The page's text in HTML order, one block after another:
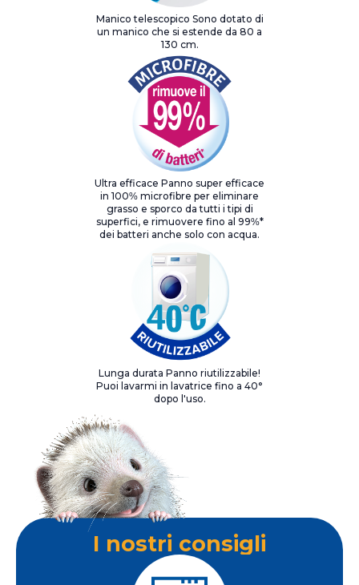
Manico telescopico Sono dotato di
un manico che si estende da 80 a
130 cm.
Ultra efficace Panno super efficace
in 100% microfibre per eliminare
grasso e sporco da tutti i tipi di
superfici, e rimuovere fino al 99%*
dei batteri anche solo con acqua.
Lunga durata Panno riutilizzabile!
Puoi lavarmi in lavatrice fino a 40°
dopo l'uso.
I nostri consigli